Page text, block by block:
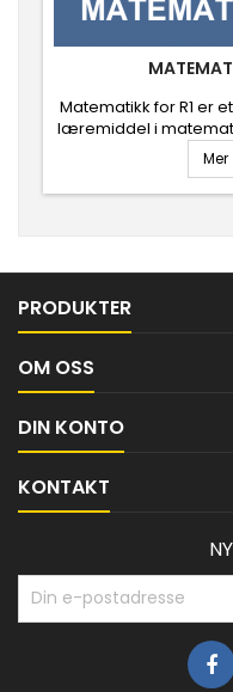
Matematikk for R1 er
læremiddel i
inneholder
illustrasjoner,
modeller og
Mer
PRODUKTER
OM OSS
DIN KONTO
KONTAKT